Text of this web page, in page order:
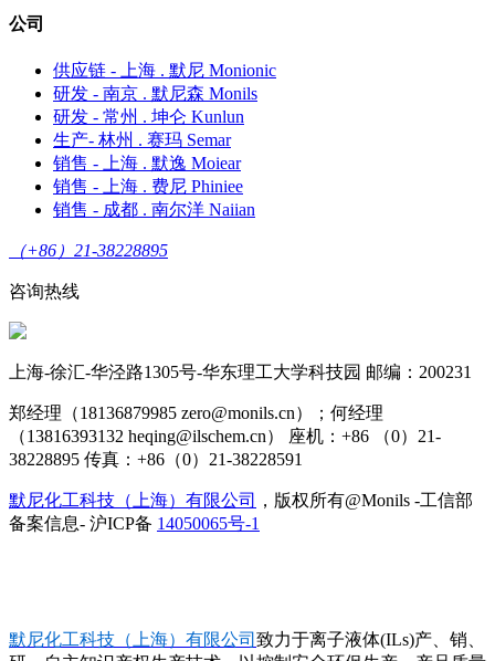
公司
供应链 - 上海 . 默尼 Monionic
研发 - 南京 . 默尼森 Monils
研发 - 常州 . 坤仑 Kunlun
生产- 林州 . 赛玛 Semar
销售 - 上海 . 默逸 Moiear
销售 - 上海 . 费尼 Phiniee
销售 - 成都 . 南尔洋 Naiian
（+86）21-38228895
咨询热线
上海-徐汇-华泾路1305号-华东理工大学科技园 邮编：200231
郑经理（18136879985 zero@monils.cn）；何经理
（13816393132 heqing@ilschem.cn） 座机：+86 （0）21-
38228895 传真：+86（0）21-38228591
默尼化工科技（上海）有限公司
，版权所有@Monils -工信部
备案信息- 沪ICP备 14050065号-1
默尼化工科技（上海）有限公司 致力于离子液体(ILs)产、销、